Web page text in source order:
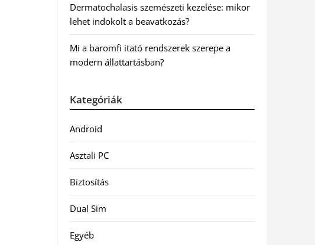
Dermatochalasis szemészeti kezelése: mikor
lehet indokolt a beavatkozás?
Mi a baromfi itató rendszerek szerepe a
modern állattartásban?
Kategóriák
Android
Asztali PC
Biztosítás
Dual Sim
Egyéb